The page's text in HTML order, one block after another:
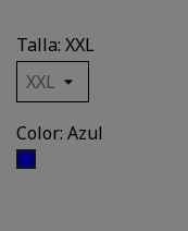
Talla: XXL
Color: Azul